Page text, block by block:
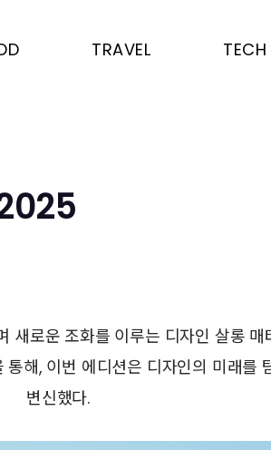
TRAVEL TECH
새로운 조화를 이루는 디자인 살롱 매
해, 이번 에디션은 디자인의 미래를
변신했다.